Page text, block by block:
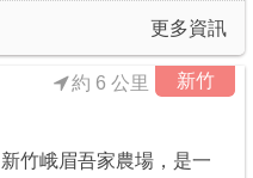
更多資訊
新竹
約 6 公里
新竹峨眉吾家農場，是一